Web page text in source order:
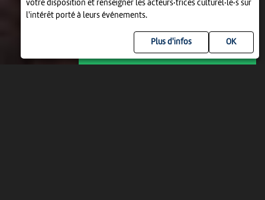
votre disposition et renseigner les acteurs·trices culturel·le·s sur
l'intérêt porté à leurs événements.
Plus d'infos